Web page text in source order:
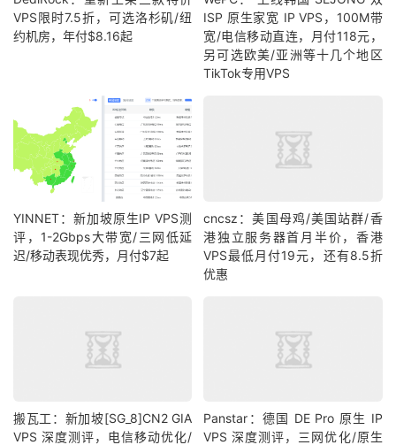
VPS限时7.5折，可选洛杉矶/纽
约机房，年付$8.16起
ISP 原生家宽 IP VPS，100M带
宽/电信移动直连，月付118元，
另可选欧美/亚洲等十几个地区
TikTok专用VPS
YINNET：新加坡原生IP VPS测
评，1-2Gbps大带宽/三网低延
迟/移动表现优秀，月付$7起
cncsz：美国母鸡/美国站群/香
港独立服务器首月半价，香港
VPS最低月付19元，还有8.5折
优惠
搬瓦工：新加坡[SG_8]CN2 GIA
VPS 深度测评，电信移动优化/
Panstar：德国 DE Pro 原生 IP
VPS 深度测评，三网优化/原生